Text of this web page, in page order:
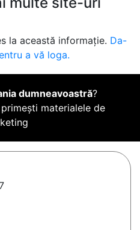
la această informație. Da-
a vă loga.
dumneavoastră?
materialele de